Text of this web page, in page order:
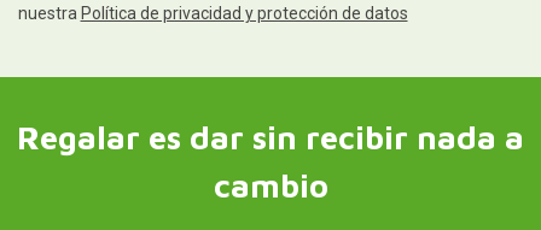
nuestra Política de privacidad y protección de datos
Regalar es dar sin recibir nada a
cambio